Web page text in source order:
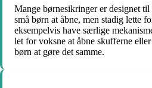
Mange børnesikringer er designet
små børn at åbne, men stadig lette
eksempelvis have særlige
let for voksne at åbne skufferne
børn at gøre det samme.